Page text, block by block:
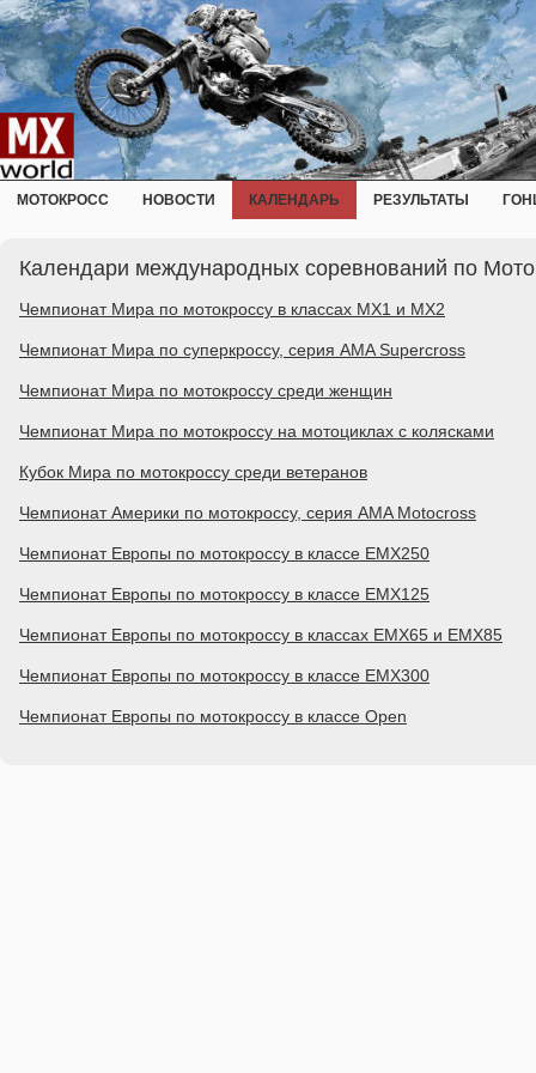
МОТОКРОСС НОВОСТИ КАЛЕНДАРЬ РЕЗУЛЬТАТЫ
Календари международных соревнований по
Чемпионат Мира по мотокроссу в классах MX1 и MX2
Чемпионат Мира по суперкроссу, серия AMA Supercross
Чемпионат Мира по мотокроссу среди женщин
Чемпионат Мира по мотокроссу на мотоциклах с колясками
Кубок Мира по мотокроссу среди ветеранов
Чемпионат Америки по мотокроссу, серия AMA Motocross
Чемпионат Европы по мотокроссу в классе EMX250
Чемпионат Европы по мотокроссу в классе EMX125
Чемпионат Европы по мотокроссу в классах EMX65 и EMX85
Чемпионат Европы по мотокроссу в классе EMX300
Чемпионат Европы по мотокроссу в классе Open